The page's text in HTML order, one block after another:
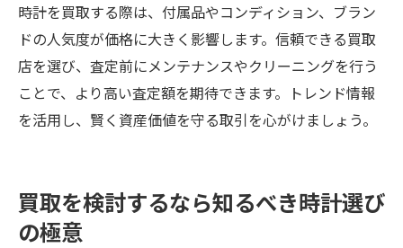
時計を買取する際は、付属品やコンディション、ブラン
ドの人気度が価格に大きく影響します。信頼できる買取
店を選び、査定前にメンテナンスやクリーニングを行う
ことで、より高い査定額を期待できます。トレンド情報
を活用し、賢く資産価値を守る取引を心がけましょう。
買取を検討するなら知るべき時計選び
の極意